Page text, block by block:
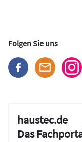
Folgen Sie uns
haustec.de
Das